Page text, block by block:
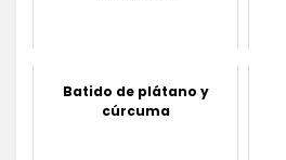
Batido de plátano y
cúrcuma